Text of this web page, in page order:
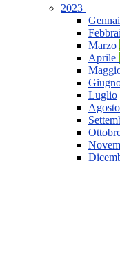
2023
Marzo
Aprile
Luglio
Agosto